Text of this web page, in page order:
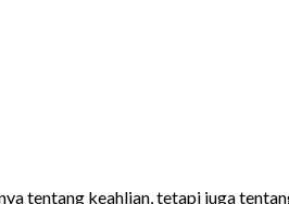
tentang keahlian, tetapi juga